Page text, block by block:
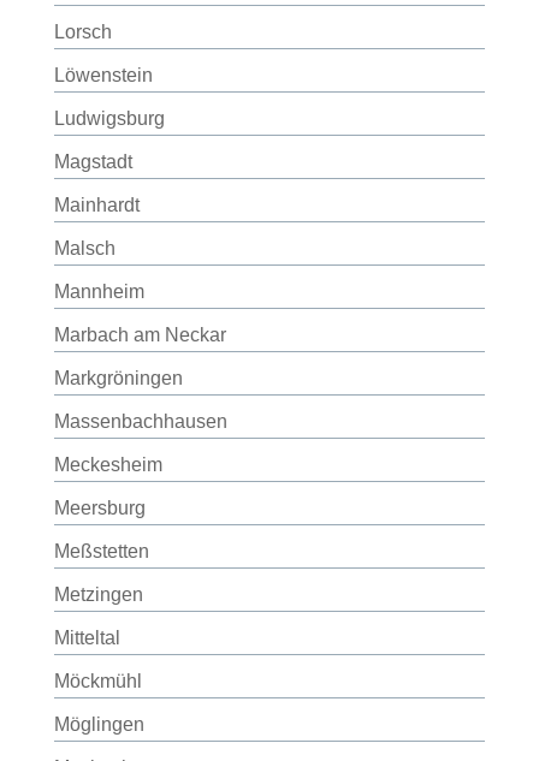
Lorsch
Löwenstein
Ludwigsburg
Magstadt
Mainhardt
Malsch
Mannheim
Marbach am Neckar
Markgröningen
Massenbachhausen
Meckesheim
Meersburg
Meßstetten
Metzingen
Mitteltal
Möckmühl
Möglingen